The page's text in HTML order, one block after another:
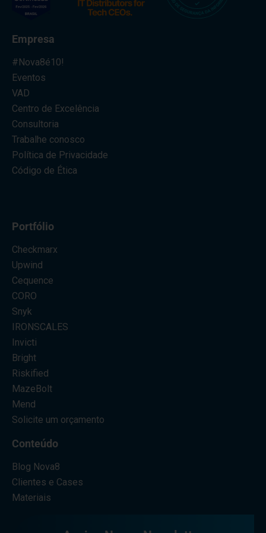
Empresa
#Nova8é10!
Eventos
VAD
Centro de Excelência
Consultoria
Trabalhe conosco
Política de Privacidade
Código de Ética
Portfólio
Checkmarx
Upwind
Cequence
CORO
Snyk
IRONSCALES
Invicti
Bright
Riskified
MazeBolt
Mend
Solicite um orçamento
Conteúdo
Blog Nova8
Clientes e Cases
Materiais